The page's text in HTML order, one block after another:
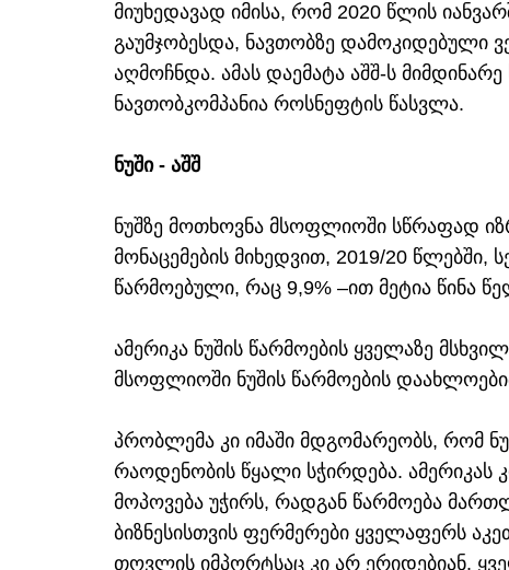
მიუხედავად იმისა, რომ 2020 წლის
გაუმჯობესდა, ნავთობზე დამოკიდებული
აღმოჩნდა. ამას დაემატა აშშ-ს
ნავთობკომპანია როსნეფტის წასვლა.
ნუში - აშშ
ნუშზე მოთხოვნა მსოფლიოში სწრაფად
მონაცემების მიხედვით, 2019/20 წლებში,
წარმოებული, რაც 9,9% –ით მეტია წინა
ამერიკა ნუშის წარმოების ყველაზე
მსოფლიოში ნუშის წარმოების
პრობლემა კი იმაში მდგომარეობს, რომ
რაოდენობის წყალი სჭირდება. ამერიკას
მოპოვება უჭირს, რადგან წარმოება
ბიზნესისთვის ფერმერები ყველაფერს
თოვლის იმპორტსაც კი არ ერიდებიან.